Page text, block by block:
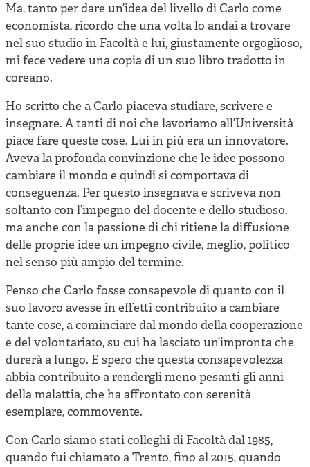
Ma, tanto per dare un’idea del livello di Carlo come
economista, ricordo che una volta lo andai a trovare
nel suo studio in Facoltà e lui, giustamente orgoglioso,
mi fece vedere una copia di un suo libro tradotto in
coreano.
Ho scritto che a Carlo piaceva studiare, scrivere e
insegnare. A tanti di noi che lavoriamo all’Università
piace fare queste cose. Lui in più era un innovatore.
Aveva la profonda convinzione che le idee possono
cambiare il mondo e quindi si comportava di
conseguenza. Per questo insegnava e scriveva non
soltanto con l’impegno del docente e dello studioso,
ma anche con la passione di chi ritiene la diffusione
delle proprie idee un impegno civile, meglio, politico
nel senso più ampio del termine.
Penso che Carlo fosse consapevole di quanto con il
suo lavoro avesse in effetti contribuito a cambiare
tante cose, a cominciare dal mondo della cooperazione
e del volontariato, su cui ha lasciato un’impronta che
durerà a lungo. E spero che questa consapevolezza
abbia contribuito a rendergli meno pesanti gli anni
della malattia, che ha affrontato con serenità
esemplare, commovente.
Con Carlo siamo stati colleghi di Facoltà dal 1985,
quando fui chiamato a Trento, fino al 2015, quando